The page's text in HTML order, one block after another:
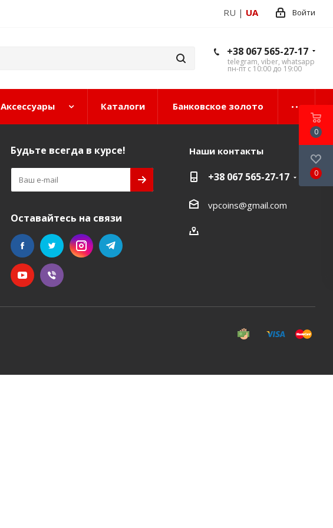
Войти
RU | UA
+38 067 565-27-17
telegram, viber, whatsapp
пн-пт с 10:00 до 19:00
Аксессуары Каталоги Банковское золото
Будьте всегда в курсе!
Оставайтесь на связи
Наши контакты
+38 067 565-27-17
vpcoins@gmail.com
0
0